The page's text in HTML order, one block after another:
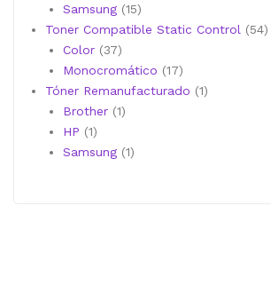
productos
Samsung 1515
productos
Toner Compatible Static Control 5454
Color 3737
productos
Monocromático 1717
productos
Tóner Remanufacturado 11
Brother 11
HP 11
producto
Samsung 11